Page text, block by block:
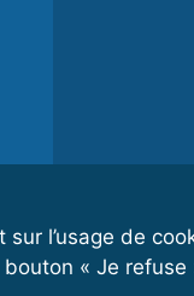
l’usage de
« Je refuse